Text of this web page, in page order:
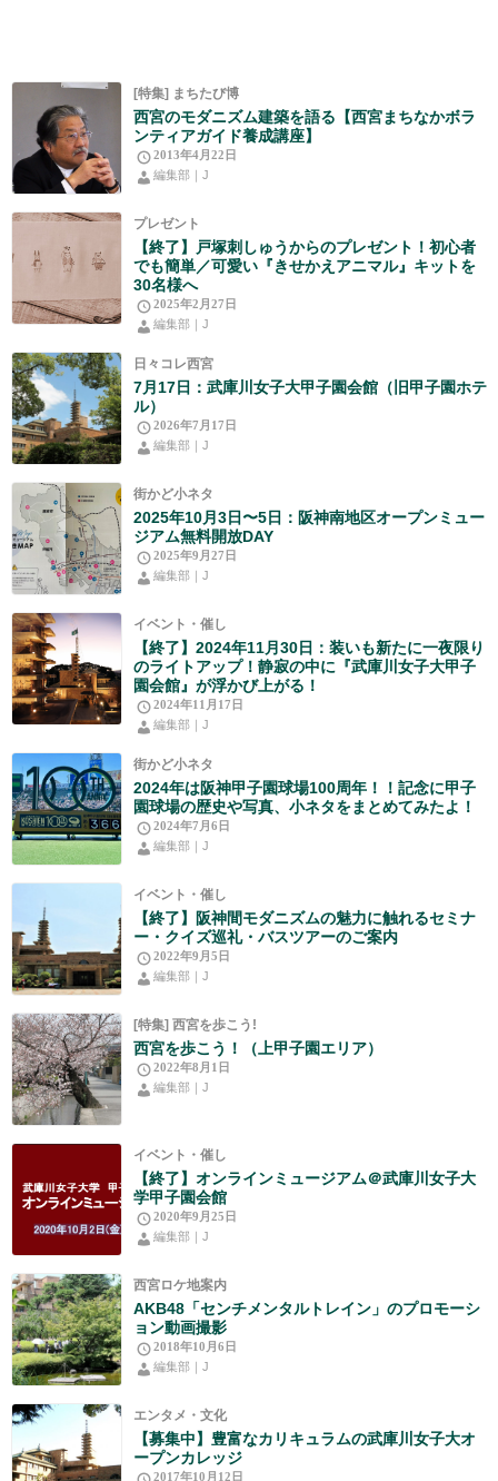
[特集] まちたび博
西宮のモダニズム建築を語る【西宮まちなかボラ
ンティアガイド養成講座】
2013年4月22日
編集部｜J
プレゼント
【終了】戸塚刺しゅうからのプレゼント！初心者
でも簡単／可愛い『きせかえアニマル』キットを
30名様へ
2025年2月27日
編集部｜J
日々コレ西宮
7月17日：武庫川女子大甲子園会館（旧甲子園ホテ
ル）
2026年7月17日
編集部｜J
街かど小ネタ
2025年10月3日〜5日：阪神南地区オープンミュー
ジアム無料開放DAY
2025年9月27日
編集部｜J
イベント・催し
【終了】2024年11月30日：装いも新たに一夜限り
のライトアップ！静寂の中に『武庫川女子大甲子
園会館』が浮かび上がる！
2024年11月17日
編集部｜J
街かど小ネタ
2024年は阪神甲子園球場100周年！！記念に甲子
園球場の歴史や写真、小ネタをまとめてみたよ！
2024年7月6日
編集部｜J
イベント・催し
【終了】阪神間モダニズムの魅力に触れるセミナ
ー・クイズ巡礼・バスツアーのご案内
2022年9月5日
編集部｜J
[特集] 西宮を歩こう!
西宮を歩こう！（上甲子園エリア）
2022年8月1日
編集部｜J
イベント・催し
【終了】オンラインミュージアム＠武庫川女子大
学甲子園会館
2020年9月25日
編集部｜J
西宮ロケ地案内
AKB48「センチメンタルトレイン」のプロモーシ
ョン動画撮影
2018年10月6日
編集部｜J
エンタメ・文化
【募集中】豊富なカリキュラムの武庫川女子大オ
ープンカレッジ
2017年10月12日